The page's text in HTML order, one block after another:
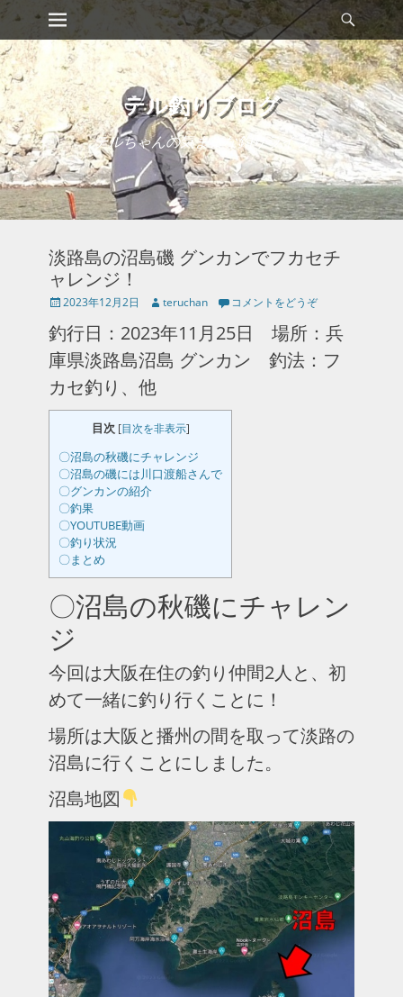
テ
ン
へ
ス
キ
ッ
プ
メインメニュー
検
索
テル釣りブログ
テルちゃんの気ままな釣りライフ
淡路島の沼島磯 グンカンでフカセチ
ャレンジ！
投
日
2023年12月2日
投
者
teruchan コメントをどうぞ
釣行日：2023年11月25日 場所：兵
庫県淡路島沼島 グンカン 釣法：フ
カセ釣り、他
目次 [目次を非表示]
〇沼島の秋磯にチャレンジ
〇沼島の磯には川口渡船さんで
〇グンカンの紹介
〇釣果
〇YOUTUBE動画
〇釣り状況
〇まとめ
〇沼島の秋磯にチャレン
ジ
今回は大阪在住の釣り仲間2人と、初
めて一緒に釣り行くことに！
場所は大阪と播州の間を取って淡路の
沼島に行くことにしました。
沼島地図